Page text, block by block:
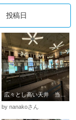
投稿日
広々とし高い天井 当時の営業場をありのまま見ることが出来ます
by nanakoさん